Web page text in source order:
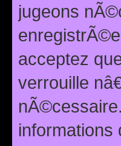
jugeons
acceptez
verrouille